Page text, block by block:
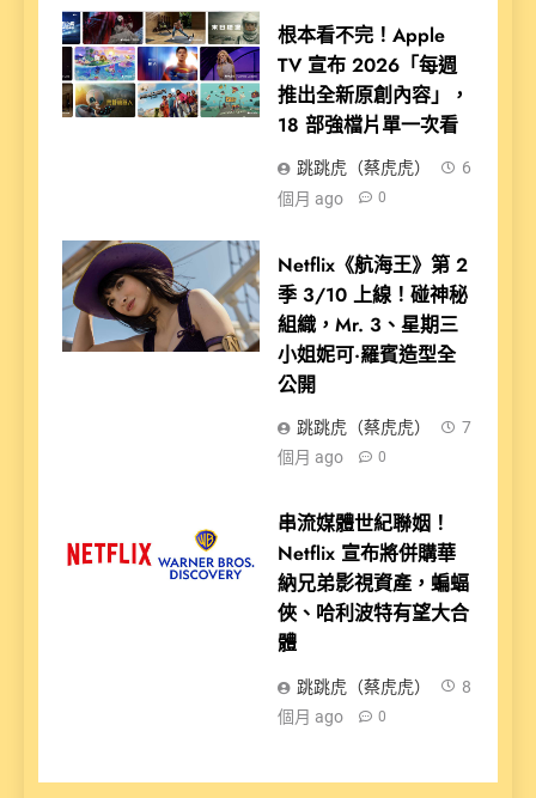
根本看不完！Apple
TV 宣布 2026「每週
推出全新原創內容」，
18 部強檔片單一次看
跳跳虎（蔡虎虎）
6
個月 ago
0
Netflix《航海王》第 2
季 3/10 上線！碰神秘
組織，Mr. 3、星期三
小姐妮可·羅賓造型全
公開
跳跳虎（蔡虎虎）
7
個月 ago
0
串流媒體世紀聯姻！
Netflix 宣布將併購華
納兄弟影視資產，蝙蝠
俠、哈利波特有望大合
體
跳跳虎（蔡虎虎）
8
個月 ago
0